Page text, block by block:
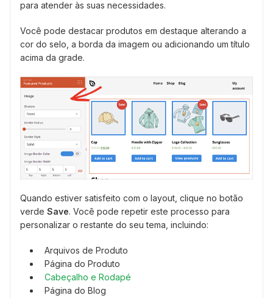
para atender às suas necessidades.
Você pode destacar produtos em destaque alterando a
cor do selo, a borda da imagem ou adicionando um título
acima da grade.
Quando estiver satisfeito com o layout, clique no botão
verde Save. Você pode repetir este processo para
personalizar o restante do seu tema, incluindo:
Arquivos de Produto
Página do Produto
Cabeçalho e Rodapé
Página do Blog